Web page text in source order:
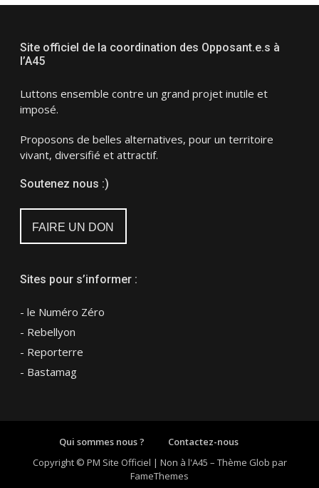
Site officiel de la coordination des Opposant.e.s à
l’A45
Luttons ensemble contre un grand projet inutile et
imposé.
Proposons de belles alternatives, pour un territoire
vivant, diversifié et attractif.
Soutenez nous :)
FAIRE UN DON
Sites pour s’informer :
- le Numéro Zéro
- Rebellyon
- Reporterre
- Bastamag
Qui sommes nous ?
Contactez-nous
Copyright © PM Site Officiel | Non à l'A45 – Thème Glob par
FameThemes